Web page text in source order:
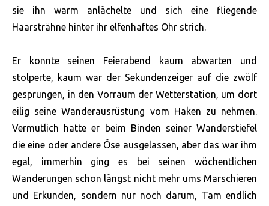
sie ihn warm anlächelte und sich eine fliegende
Haarsträhne hinter ihr elfenhaftes Ohr strich.
Er konnte seinen Feierabend kaum abwarten und
stolperte, kaum war der Sekundenzeiger auf die zwölf
gesprungen, in den Vorraum der Wetterstation, um dort
eilig seine Wanderausrüstung vom Haken zu nehmen.
Vermutlich hatte er beim Binden seiner Wanderstiefel
die eine oder andere Öse ausgelassen, aber das war ihm
egal, immerhin ging es bei seinen wöchentlichen
Wanderungen schon längst nicht mehr ums Marschieren
und Erkunden, sondern nur noch darum, Tam endlich